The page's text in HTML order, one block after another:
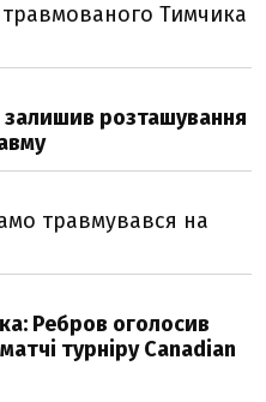
Тимчика
розташування
травмувався на
Ребров оголосив
турніру Canadian